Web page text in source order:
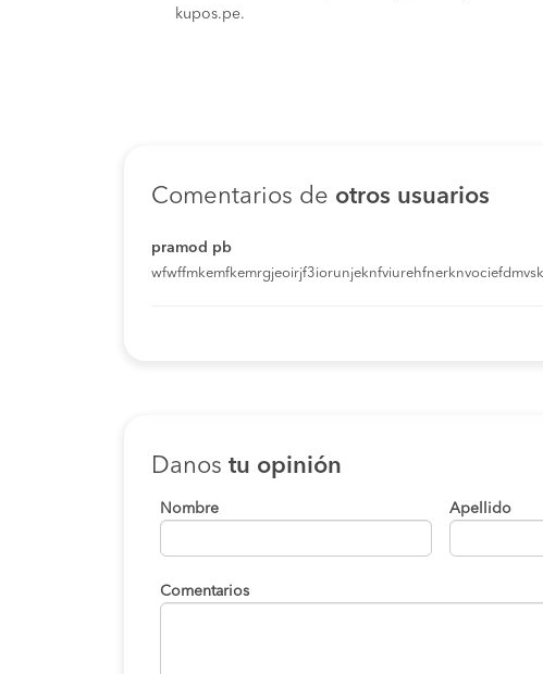
kupos.pe.
Comentarios de otros usuarios
pramod pb
Danos tu opinión
Nombre Apellido
Comentarios